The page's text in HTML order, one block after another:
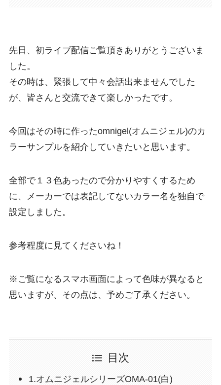
先日、初ライブ配信ご覧頂きありがとうございま
した。
その時は、緊張して中々会話出来ませんでした
が、皆さんと交流できて楽しかったです。
今回はその時に作ったomnigel(オムニジェル)のカ
ラーサンプルを紹介 していきたいと思います。
全部で１３色あったので分かりやすくするため
に、
メーカーでは表記してないカラー名を独自で
設定 しました。
参考程度に見てくださいね！
※ご覧になるスマホ画面によって色味が異なると
思いますが、その点は、予めご了承ください。
目次
1.オムニジェルシリーズOMA-01(白)